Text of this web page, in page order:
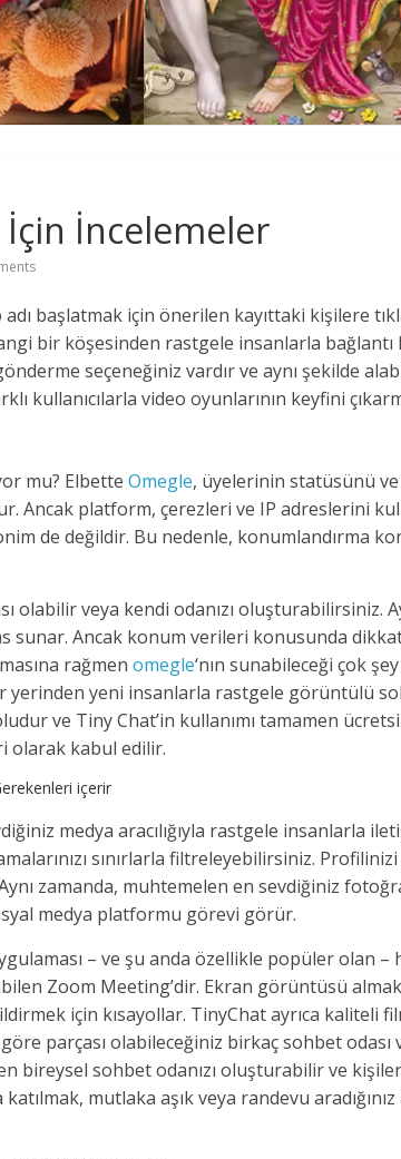
İncelemeler
adı başlatmak için önerilen kayıttaki kişilere
bir köşesinden rastgele insanlarla
seçeneğiniz vardır ve aynı şekilde
kullanıcılarla video oyunlarının keyfini
mu? Elbette Omegle, üyelerinin statüsünü
Ancak platform, çerezleri ve IP adreslerini
de değildir. Bu nedenle, konumlandırma
olabilir veya kendi odanızı oluşturabilirsiniz.
Ancak konum verileri konusunda dikkatli
rağmen omegle‘nın sunabileceği çok
yerinden yeni insanlarla rastgele görüntülü
ve Tiny Chat’in kullanımı tamamen
olarak kabul edilir.
içerir
medya aracılığıyla rastgele insanlarla
sınırlarla filtreleyebilirsiniz.
zamanda, muhtemelen en sevdiğiniz
medya platformu görevi görür.
– ve şu anda özellikle popüler olan –
Zoom Meeting’dir. Ekran görüntüsü
için kısayollar. TinyChat ayrıca kaliteli
parçası olabileceğiniz birkaç sohbet odası
bireysel sohbet odanızı oluşturabilir ve
mutlaka aşık veya randevu aradığınız